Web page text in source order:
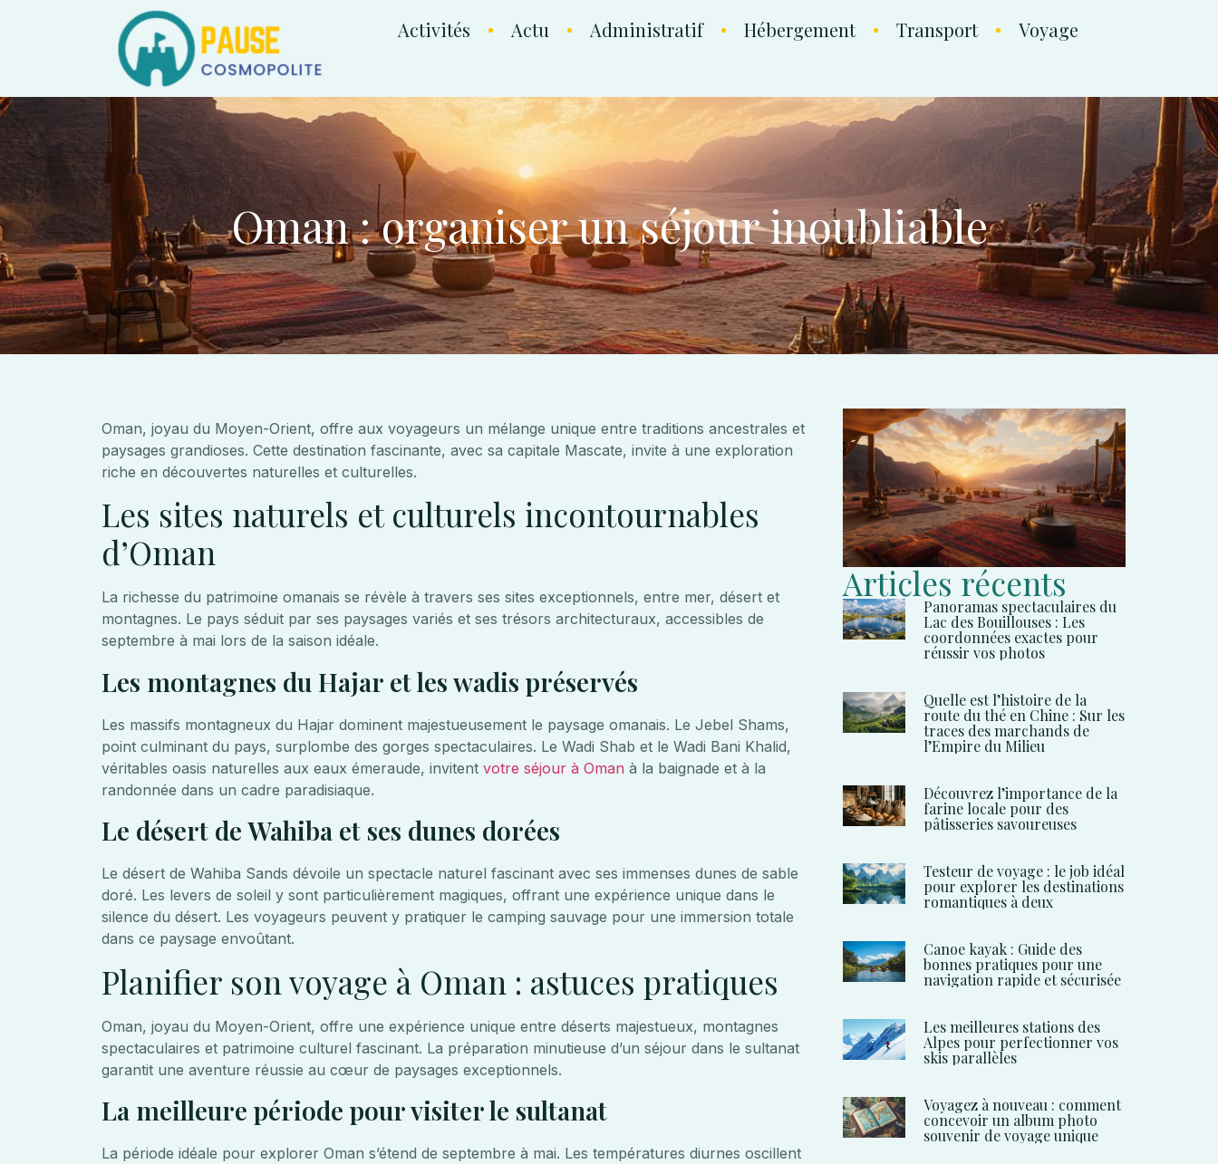
Activités Actu Administratif Hébergement Transport Voyage
Oman : organiser un séjour inoubliable
Oman, joyau du Moyen-Orient, offre aux voyageurs un mélange unique entre traditions ancestrales et
paysages grandioses. Cette destination fascinante, avec sa capitale Mascate, invite à une exploration
riche en découvertes naturelles et culturelles.
Les sites naturels et culturels incontournables
d’Oman
La richesse du patrimoine omanais se révèle à travers ses sites exceptionnels, entre mer, désert et
montagnes. Le pays séduit par ses paysages variés et ses trésors architecturaux, accessibles de
septembre à mai lors de la saison idéale.
Les montagnes du Hajar et les wadis préservés
Les massifs montagneux du Hajar dominent majestueusement le paysage omanais. Le Jebel Shams,
point culminant du pays, surplombe des gorges spectaculaires. Le Wadi Shab et le Wadi Bani Khalid,
véritables oasis naturelles aux eaux émeraude, invitent votre séjour à Oman à la baignade et à la
randonnée dans un cadre paradisiaque.
Le désert de Wahiba et ses dunes dorées
Le désert de Wahiba Sands dévoile un spectacle naturel fascinant avec ses immenses dunes de sable
doré. Les levers de soleil y sont particulièrement magiques, offrant une expérience unique dans le
silence du désert. Les voyageurs peuvent y pratiquer le camping sauvage pour une immersion totale
dans ce paysage envoûtant.
Planifier son voyage à Oman : astuces pratiques
Oman, joyau du Moyen-Orient, offre une expérience unique entre déserts majestueux, montagnes
spectaculaires et patrimoine culturel fascinant. La préparation minutieuse d’un séjour dans le sultanat
garantit une aventure réussie au cœur de paysages exceptionnels.
La meilleure période pour visiter le sultanat
La période idéale pour explorer Oman s’étend de septembre à mai. Les températures diurnes oscillent
Articles récents
Panoramas spectaculaires du
Lac des Bouillouses : Les
coordonnées exactes pour
réussir vos photos
Quelle est l’histoire de la
route du thé en Chine : Sur les
traces des marchands de
l’Empire du Milieu
Découvrez l’importance de la
farine locale pour des
pâtisseries savoureuses
Testeur de voyage : le job idéal
pour explorer les destinations
romantiques à deux
Canoe kayak : Guide des
bonnes pratiques pour une
navigation rapide et sécurisée
Les meilleures stations des
Alpes pour perfectionner vos
skis parallèles
Voyagez à nouveau : comment
concevoir un album photo
souvenir de voyage unique